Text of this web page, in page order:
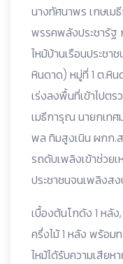
นางทัศนาพร เกษเม
พรรคพลังประชารัฐ
ไหม้บ้านเรือนประช
หินดาด) หมู่ที่ 1 ต.หิน
เร่งลงพื้นที่เข้าไปต
เมธีการุณ นายกเท
พล ทิมสูงเนิน ผกก.
รถดับเพลิงเข้าช่วยเ
ประชาชนจนเพลิงส
เบื้องต้นโกดัง 1 หลัง
ครึ่งไม้ 1 หลัง พร้อ
ไหม้ได้รับความเสียห